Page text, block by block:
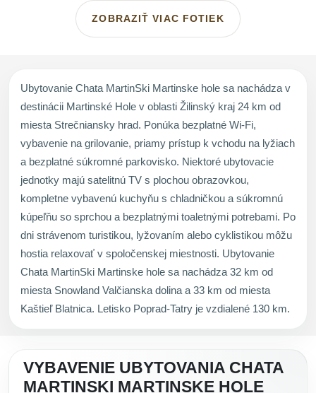
ZOBRAZIŤ VIAC FOTIEK
Ubytovanie Chata MartinSki Martinske hole sa nachádza v
destinácii Martinské Hole v oblasti Žilinský kraj 24 km od
miesta Strečniansky hrad. Ponúka bezplatné Wi-Fi,
vybavenie na grilovanie, priamy prístup k vchodu na lyžiach
a bezplatné súkromné parkovisko. Niektoré ubytovacie
jednotky majú satelitnú TV s plochou obrazovkou,
kompletne vybavenú kuchyňu s chladničkou a súkromnú
kúpeľňu so sprchou a bezplatnými toaletnými potrebami. Po
dni strávenom turistikou, lyžovaním alebo cyklistikou môžu
hostia relaxovať v spoločenskej miestnosti. Ubytovanie
Chata MartinSki Martinske hole sa nachádza 32 km od
miesta Snowland Valčianska dolina a 33 km od miesta
Kaštieľ Blatnica. Letisko Poprad-Tatry je vzdialené 130 km.
VYBAVENIE UBYTOVANIA CHATA
MARTINSKI MARTINSKE HOLE